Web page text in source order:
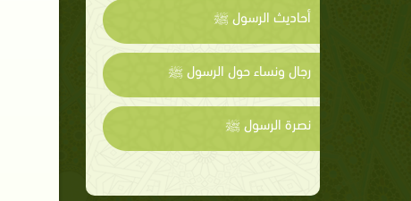
أحاديث الرسول ﷺ
رجال ونساء حول الرسول ﷺ
نصرة الرسول ﷺ